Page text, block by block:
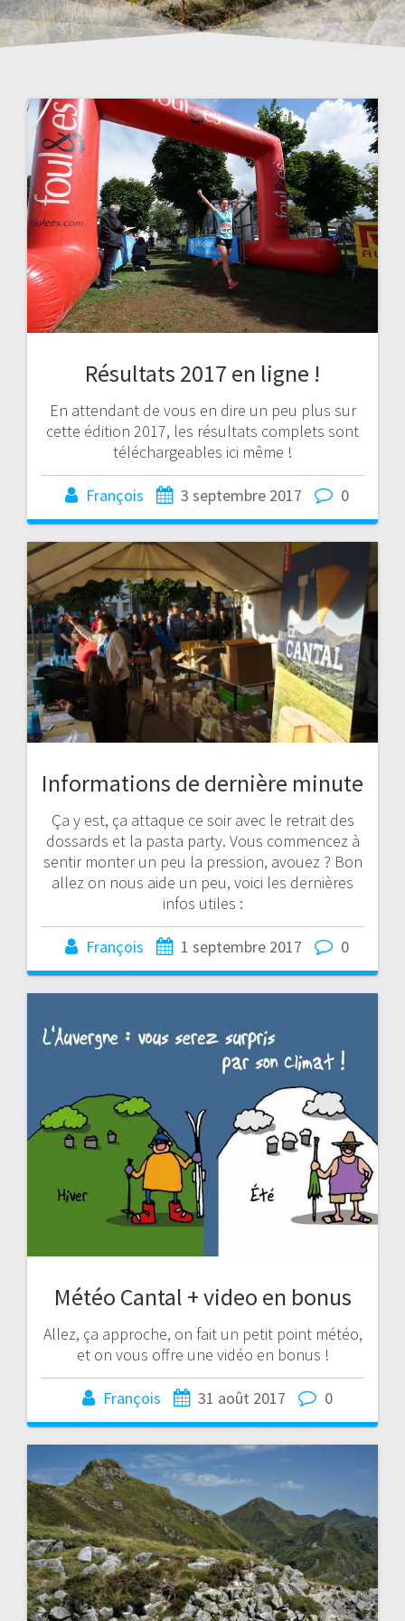
Résultats 2017 en ligne !
En attendant de vous en dire un peu plus sur
cette édition 2017, les résultats complets sont
téléchargeables ici même !
François 3 septembre 2017 0
Informations de dernière minute
Ça y est, ça attaque ce soir avec le retrait des
dossards et la pasta party. Vous commencez à
sentir monter un peu la pression, avouez ? Bon
allez on nous aide un peu, voici les dernières
infos utiles :
François 1 septembre 2017 0
Météo Cantal + video en bonus
Allez, ça approche, on fait un petit point météo,
et on vous offre une vidéo en bonus !
François 31 août 2017 0